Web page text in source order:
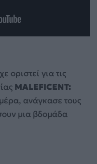
οριστεί για τις
MALEFICENT:
μέρα, ανάγκασε τους
μια βδομάδα